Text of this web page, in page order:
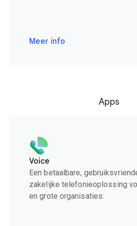
Meer info
Apps
Voice
Een betaalbare,
zakelijke telefonieoplossing
en grote organisaties.